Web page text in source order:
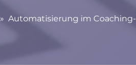
» Automatisierung im